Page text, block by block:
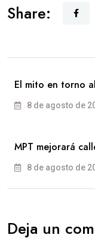
Share:
El mito en torno
8 de agosto de
MPT mejorará
8 de agosto de
Deja un